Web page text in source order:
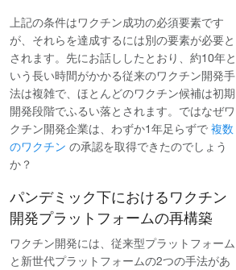
上記の条件はワクチン成功の必須要素です
が、それらを達成するには別の要素が必要と
されます。先にお話ししたとおり、約10年と
いう長い時間がかかる従来のワクチン開発手
法は複雑で、ほとんどのワクチン候補は初期
開発段階でふるい落とされます。ではなぜワ
クチン開発企業は、わずか1年足らずで 複数
のワクチン の承認を取得できたのでしょう
か？
パンデミック下におけるワクチン
開発プラットフォームの再構築
ワクチン開発には、従来型プラットフォーム
と新世代プラットフォームの2つの手法があ